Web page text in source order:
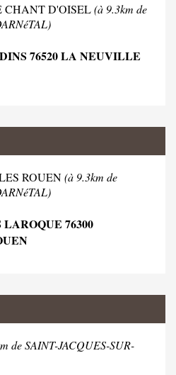
CHANT D'OISEL(à 9.3km de
76520 LA NEUVILLE
ROUEN(à 9.3km de
LAROQUE 76300
de SAINT-JACQUES-SUR-